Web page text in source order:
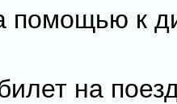
помощью к
на